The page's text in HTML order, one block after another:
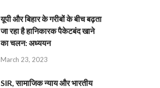
यूपी और बिहार के गरीबों के बीच बढ़ता
जा रहा है हानिकारक पैकेटबंद खाने
का चलन: अध्ययन
March 23, 2023
SIR, सामाजिक न्याय और भारतीय